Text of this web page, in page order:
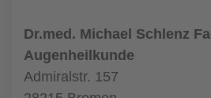
Dr.med. Michael Schlenz
Augenheilkunde
Admiralstr. 157